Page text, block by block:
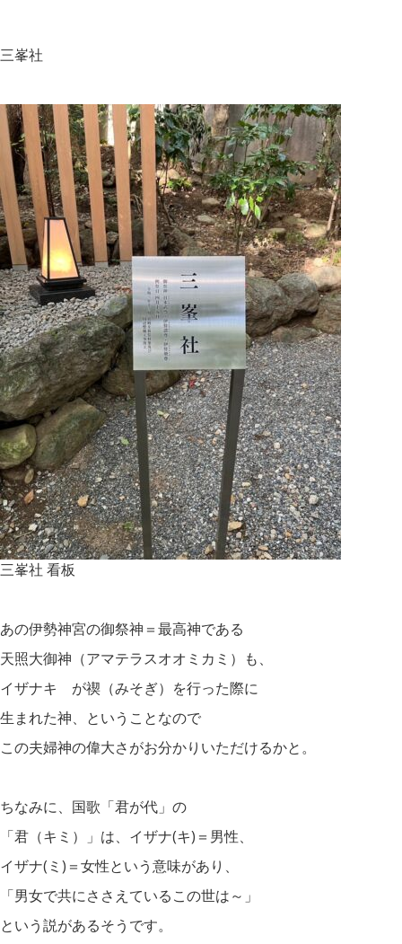
三峯社
三峯社 看板
あの伊勢神宮の御祭神＝最高神である
天照大御神（アマテラスオオミカミ）も、
イザナキ゚が禊（みそぎ）を行った際に
生まれた神、ということなので
この夫婦神の偉大さがお分かりいただけるかと。
ちなみに、国歌「君が代」の
「君（キミ）」は、イザナ(キ)＝男性、
イザナ(ミ)＝女性という意味があり、
「男女で共にささえているこの世は～」
という説があるそうです。